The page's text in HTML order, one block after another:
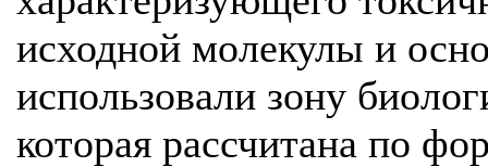
исходной молекулы и
использовали зону
которая рассчитана по